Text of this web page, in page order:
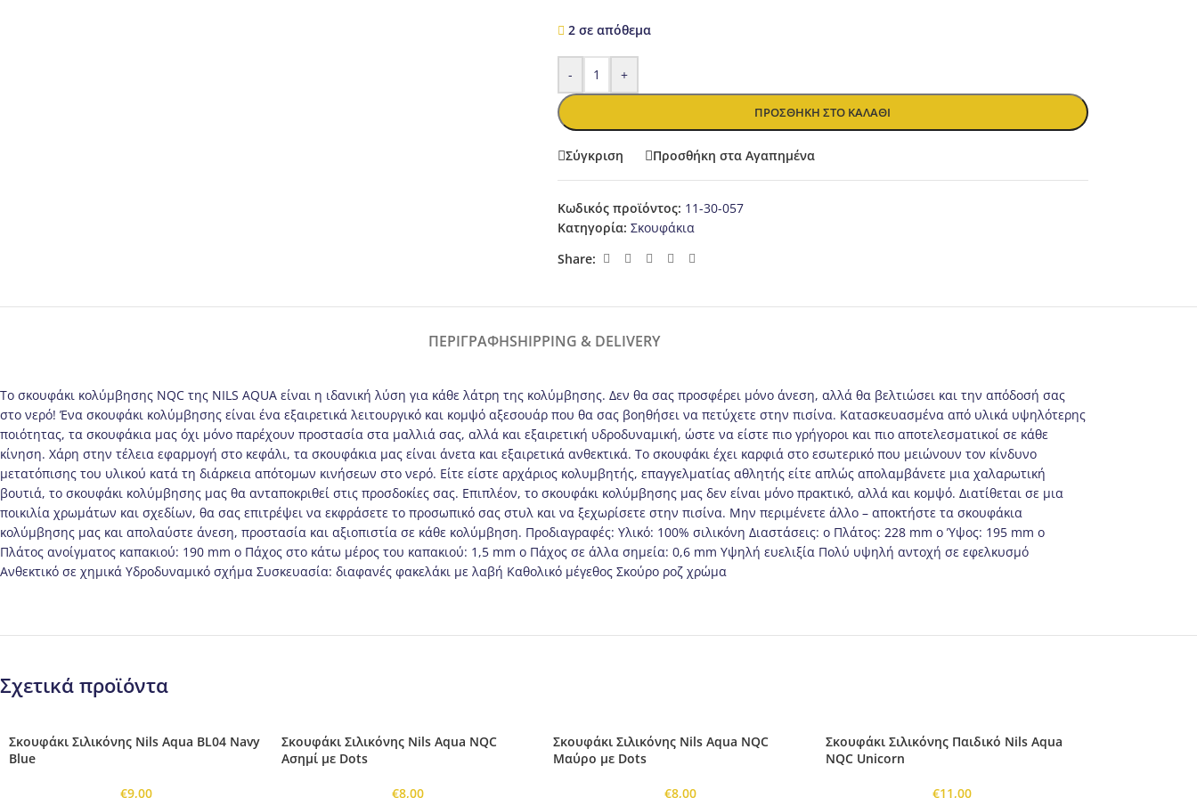
2 σε απόθεμα
- +
ΠΡΟΣΘΉΚΗ ΣΤΟ ΚΑΛΆΘΙ
Σύγκριση Προσθήκη στα Αγαπημένα
Κωδικός προϊόντος: 11-30-057
Κατηγορία: Σκουφάκια
Share:
ΠΕΡΙΓΡΑΦΉSHIPPING & DELIVERY
Το σκουφάκι κολύμβησης NQC της NILS AQUA είναι η ιδανική λύση για κάθε λάτρη της κολύμβησης. Δεν θα σας προσφέρει μόνο άνεση, αλλά θα βελτιώσει και την απόδοσή σας
στο νερό! Ένα σκουφάκι κολύμβησης είναι ένα εξαιρετικά λειτουργικό και κομψό αξεσουάρ που θα σας βοηθήσει να πετύχετε στην πισίνα. Κατασκευασμένα από υλικά υψηλότερης
ποιότητας, τα σκουφάκια μας όχι μόνο παρέχουν προστασία στα μαλλιά σας, αλλά και εξαιρετική υδροδυναμική, ώστε να είστε πιο γρήγοροι και πιο αποτελεσματικοί σε κάθε
κίνηση. Χάρη στην τέλεια εφαρμογή στο κεφάλι, τα σκουφάκια μας είναι άνετα και εξαιρετικά ανθεκτικά. Το σκουφάκι έχει καρφιά στο εσωτερικό που μειώνουν τον κίνδυνο
μετατόπισης του υλικού κατά τη διάρκεια απότομων κινήσεων στο νερό. Είτε είστε αρχάριος κολυμβητής, επαγγελματίας αθλητής είτε απλώς απολαμβάνετε μια χαλαρωτική
βουτιά, το σκουφάκι κολύμβησης μας θα ανταποκριθεί στις προσδοκίες σας. Επιπλέον, το σκουφάκι κολύμβησης μας δεν είναι μόνο πρακτικό, αλλά και κομψό. Διατίθεται σε μια
ποικιλία χρωμάτων και σχεδίων, θα σας επιτρέψει να εκφράσετε το προσωπικό σας στυλ και να ξεχωρίσετε στην πισίνα. Μην περιμένετε άλλο – αποκτήστε τα σκουφάκια
κολύμβησης μας και απολαύστε άνεση, προστασία και αξιοπιστία σε κάθε κολύμβηση. Προδιαγραφές: Υλικό: 100% σιλικόνη Διαστάσεις: o Πλάτος: 228 mm o Ύψος: 195 mm o
Πλάτος ανοίγματος καπακιού: 190 mm o Πάχος στο κάτω μέρος του καπακιού: 1,5 mm o Πάχος σε άλλα σημεία: 0,6 mm Υψηλή ευελιξία Πολύ υψηλή αντοχή σε εφελκυσμό
Ανθεκτικό σε χημικά Υδροδυναμικό σχήμα Συσκευασία: διαφανές φακελάκι με λαβή Καθολικό μέγεθος Σκούρο ροζ χρώμα
Σχετικά προϊόντα
Σκουφάκι Σιλικόνης Nils Aqua BL04 Navy
Blue
€9,00
Σκουφάκι Σιλικόνης Nils Aqua NQC
Ασημί με Dots
€8,00
Σκουφάκι Σιλικόνης Nils Aqua NQC
Μαύρο με Dots
€8,00
Σκουφάκι Σιλικόνης Παιδικό Nils Aqua
NQC Unicorn
€11,00